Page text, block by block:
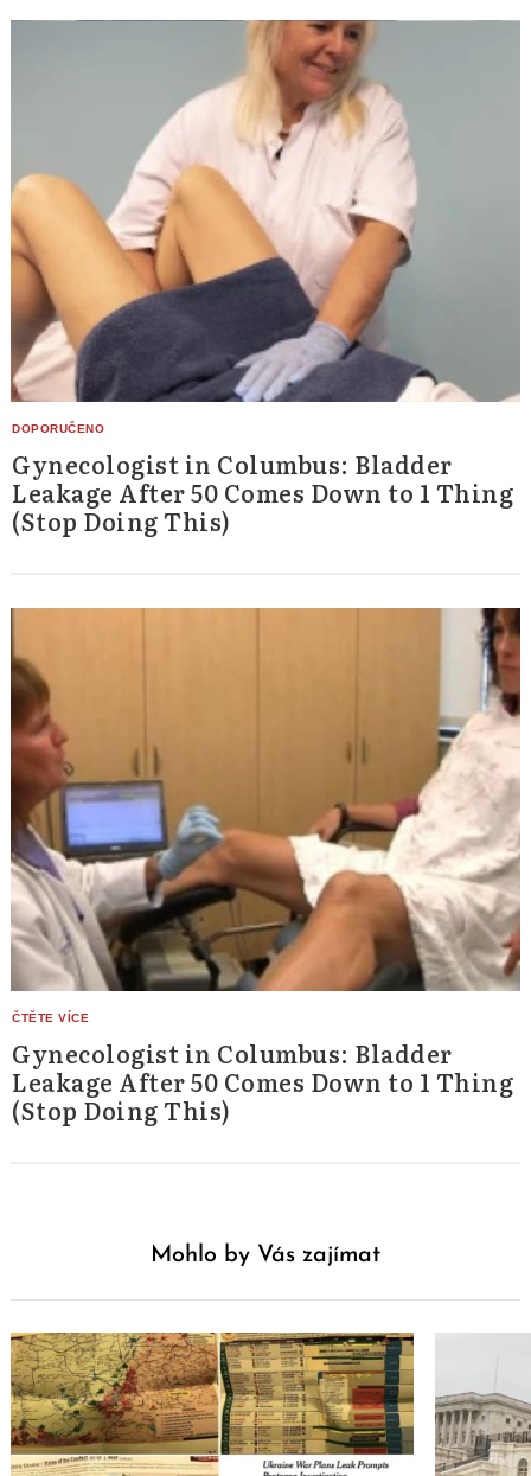
Gynecologist in Columbus: Bladder
Leakage After 50 Comes Down to 1 Thing
(Stop Doing This)
Gynecologist in Columbus: Bladder
Leakage After 50 Comes Down to 1 Thing
(Stop Doing This)
Mohlo by Vás zajímat